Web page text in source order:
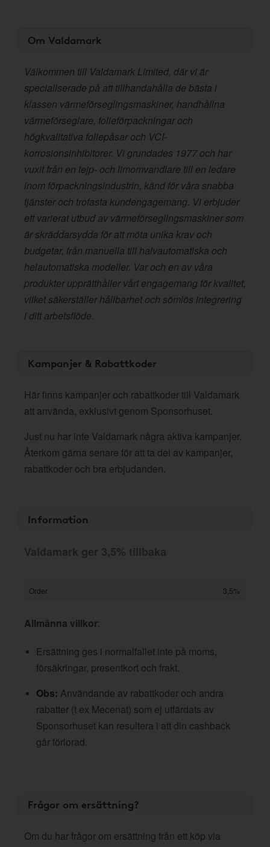
Om Valdamark
Välkommen till Valdamark Limited, där vi är
specialiserade på att tillhandahålla de bästa i
klassen värmeförseglingsmaskiner, handhållna
värmeförseglare, folieförpackningar och
högkvalitativa foliepåsar och VCI-
korrosionsinhibitorer. Vi grundades 1977 och har
vuxit från en tejp- och limomvandlare till en ledare
inom förpackningsindustrin, känd för våra snabba
tjänster och trofasta kundengagemang. Vi erbjuder
ett varierat utbud av värmeförseglingsmaskiner som
är skräddarsydda för att möta unika krav och
budgetar, från manuella till halvautomatiska och
helautomatiska modeller. Var och en av våra
produkter upprätthåller vårt engagemang för kvalitet,
vilket säkerställer hållbarhet och sömlös integrering
i ditt arbetsflöde.
Kampanjer & Rabattkoder
Här finns kampanjer och rabattkoder till Valdamark
att använda, exklusivt genom Sponsorhuset.
Just nu har inte Valdamark några aktiva kampanjer.
Återkom gärna senare för att ta del av kampanjer,
rabattkoder och bra erbjudanden.
Information
Valdamark ger 3,5% tillbaka
Order 3,5%
Allmänna villkor:
Ersättning ges i normalfallet inte på moms,
försäkringar, presentkort och frakt.
Obs: Användande av rabattkoder och andra
rabatter (t ex Mecenat) som ej utfärdats av
Sponsorhuset kan resultera i att din cashback
går förlorad.
Frågor om ersättning?
Om du har frågor om ersättning från ett köp via